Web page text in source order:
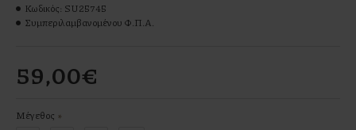
59,00€
Κωδικός: SU25745
Συμπεριλαμβανομένου Φ.Π.Α.
Μέγεθος